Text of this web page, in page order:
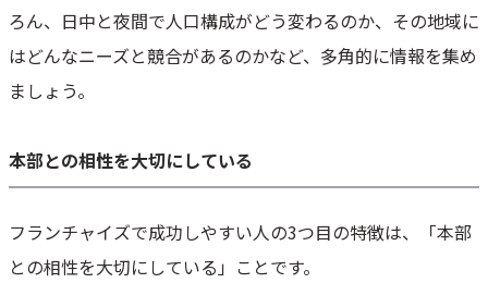
ろん、日中と夜間で人口構成がどう変わるのか、その地域に
はどんなニーズと競合があるのかなど、多角的に情報を集め
ましょう。
本部との相性を大切にしている
フランチャイズで成功しやすい人の3つ目の特徴は、「本部
との相性を大切にしている」ことです。